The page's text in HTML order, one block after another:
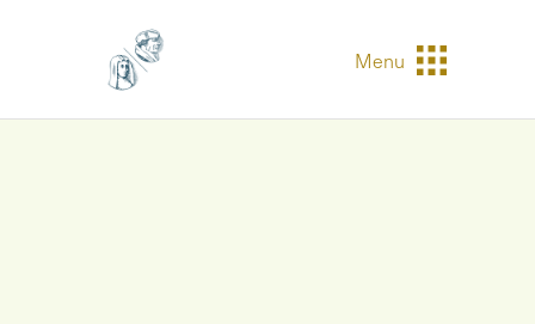
Menu